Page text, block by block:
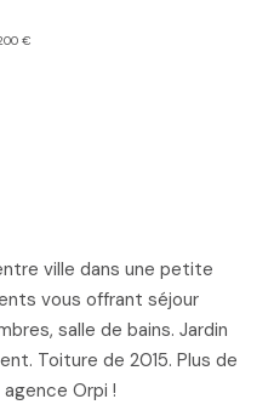
€
ville dans une petite
vous offrant séjour
salle de bains. Jardin
Toiture de 2015. Plus de
Orpi !